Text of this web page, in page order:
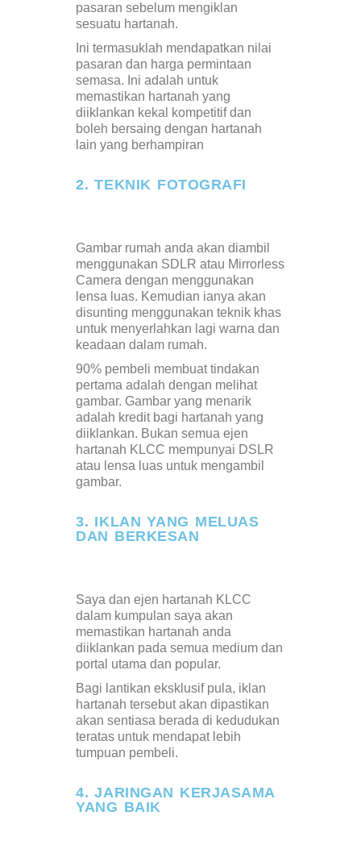
pasaran sebelum mengiklan
sesuatu hartanah.
Ini termasuklah mendapatkan nilai
pasaran dan harga permintaan
semasa. Ini adalah untuk
memastikan hartanah yang
diiklankan kekal kompetitif dan
boleh bersaing dengan hartanah
lain yang berhampiran
2. TEKNIK FOTOGRAFI
Gambar rumah anda akan diambil
menggunakan SDLR atau Mirrorless
Camera dengan menggunakan
lensa luas. Kemudian ianya akan
disunting menggunakan teknik khas
untuk menyerlahkan lagi warna dan
keadaan dalam rumah.
90% pembeli membuat tindakan
pertama adalah dengan melihat
gambar. Gambar yang menarik
adalah kredit bagi hartanah yang
diiklankan. Bukan semua ejen
hartanah KLCC mempunyai DSLR
atau lensa luas untuk mengambil
gambar.
3. IKLAN YANG MELUAS
DAN BERKESAN
Saya dan ejen hartanah KLCC
dalam kumpulan saya akan
memastikan hartanah anda
diiklankan pada semua medium dan
portal utama dan popular.
Bagi lantikan eksklusif pula, iklan
hartanah tersebut akan dipastikan
akan sentiasa berada di kedudukan
teratas untuk mendapat lebih
tumpuan pembeli.
4. JARINGAN KERJASAMA
YANG BAIK